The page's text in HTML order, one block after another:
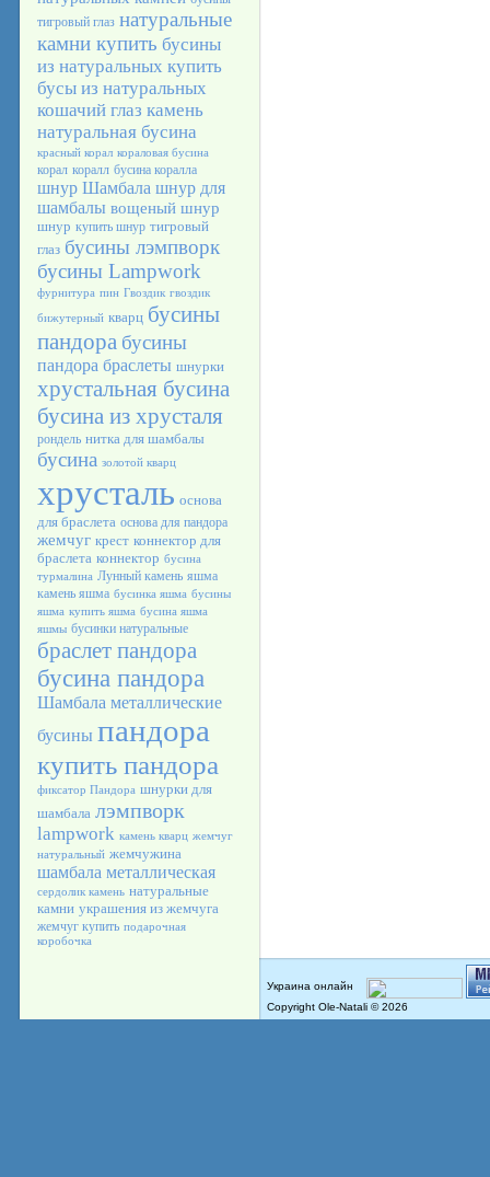
тигровый глаз натуральные
камни купить бусины
из натуральных купить
бусы из натуральных
кошачий глаз камень
натуральная бусина
красный корал кораловая бусина
корал коралл бусина коралла
шнур Шамбала шнур для
шамбалы вощеный шнур
шнур купить шнур тигровый
глаз бусины лэмпворк
бусины Lampwork
фурнитура пин Гвоздик гвоздик
бижутерный кварц бусины
пандора бусины
пандора браслеты шнурки
хрустальная бусина
бусина из хрусталя
рондель нитка для шамбалы
бусина золотой кварц
хрусталь основа
для браслета основа для пандора
жемчуг крест коннектор для
браслета коннектор бусина
турмалина Лунный камень яшма
камень яшма бусинка яшма бусины
яшма купить яшма бусина яшма
яшмы бусинки натуральные
браслет пандора
бусина пандора
Шамбала металлические
бусины пандора
купить пандора
фиксатор Пандора шнурки для
шамбала лэмпворк
lampwork камень кварц жемчуг
натуральный жемчужина
шамбала металлическая
сердолик камень натуральные
камни украшения из жемчуга
жемчуг купить подарочная
коробочка
Copyright Ole-Natali © 2026